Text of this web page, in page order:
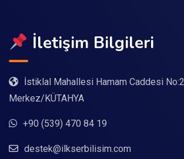
İletişim Bilgileri
İstiklal Mahallesi Hamam Caddesi
Merkez/KÜTAHYA
+90 (539) 470 84 19
destek@ilkserbilisim.com